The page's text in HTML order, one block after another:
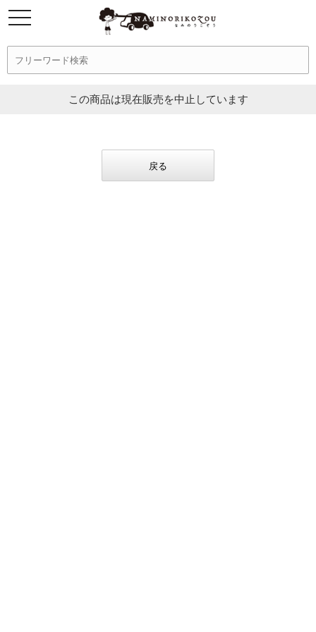
この商品は現在販売を中止しています
戻る